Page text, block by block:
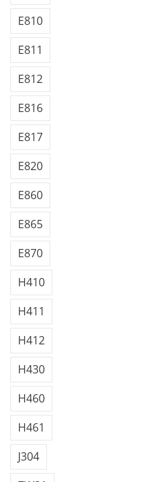
E810
E811
E812
E816
E817
E820
E860
E865
E870
H410
H411
H412
H430
H460
H461
J304